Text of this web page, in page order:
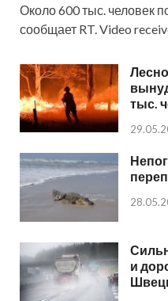
Около 600 тыс. человек
сообщает RT. Video
тыс.
и